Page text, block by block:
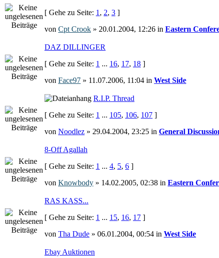
[ Gehe zu Seite: 1 , 2, 3 ]
von Cpt Crook » 20.01.2004, 12:26 in Eastern
DAZ DILLINGER
[ Gehe zu Seite: 1 ... 16, 17, 18 ]
von Face97 » 11.07.2006, 11:04 in West Side
R.I.P. Thread
[ Gehe zu Seite: 1 ... 105, 106, 107 ]
von Noodlez » 29.04.2004, 23:25 in General
8-Off Agallah
[ Gehe zu Seite: 1 ... 4, 5, 6 ]
von Knowbody » 14.02.2005, 02:38 in Eastern
RAS KASS...
[ Gehe zu Seite: 1 ... 15, 16, 17 ]
von Tha Dude » 06.01.2004, 00:54 in West Side
Ebay Auktionen